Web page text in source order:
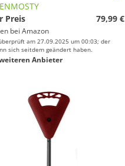
Preis
79,99 €
bei Amazon
am 27.09.2025 um 00:03; der
sich seitdem geändert haben.
Anbieter